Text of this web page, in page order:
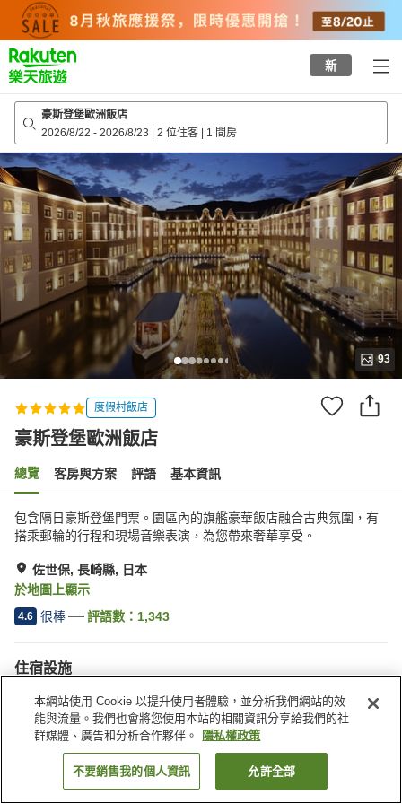
top
page
新
豪斯登堡歐洲飯店
2026/8/22 - 2026/8/23 | 2 位住客 | 1 間房
93
度假村飯店
豪斯登堡歐洲飯店
總覽 客房與方案 評語 基本資訊
包含隔日豪斯登堡門票。園區內的旗艦豪華飯店融合古典氛圍，有
搭乘郵輪的行程和現場音樂表演，為您帶來奢華享受。
佐世保, 長崎縣, 日本
於地圖上顯示
4.6 很棒 評語數： 1,343
住宿設施
無線網路
私人餐廳
休息室
酒吧
找客房
本網站使用 Cookie 以提升使用者體驗，並分析我們網站的效
能與流量。我們也會將您使用本站的相關資訊分享給我們的社
群媒體、廣告和分析合作夥伴。
隱私權政策
不要銷售我的個人資訊 允許全部